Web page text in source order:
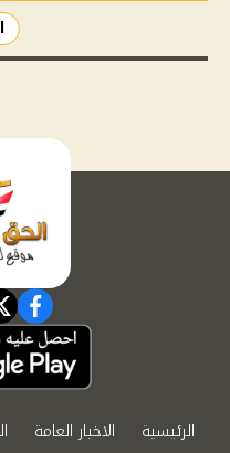
الرئيسية الاخبار العامة